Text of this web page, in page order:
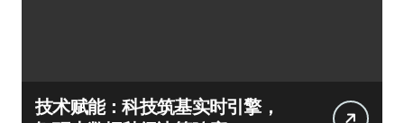
技术赋能：科技筑基实时引擎，